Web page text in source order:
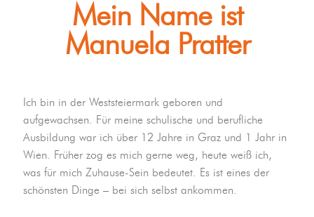
Mein Name ist
Manuela Pratter
Ich bin in der Weststeiermark geboren und
aufgewachsen. Für meine schulische und berufliche
Ausbildung war ich über 12 Jahre in Graz und 1 Jahr in
Wien. Früher zog es mich gerne weg, heute weiß ich,
was für mich Zuhause-Sein bedeutet. Es ist eines der
schönsten Dinge – bei sich selbst ankommen.